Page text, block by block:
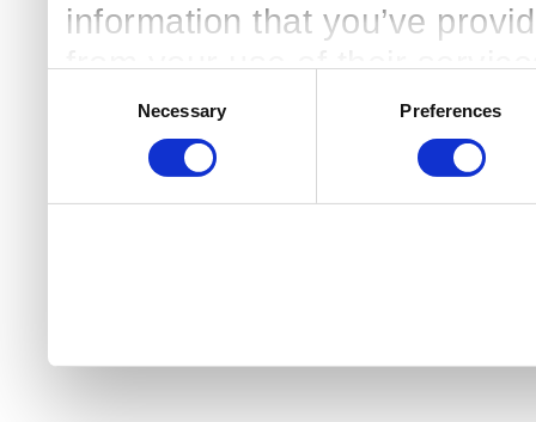
information that you’ve
from your use of their
Necessary Preferences